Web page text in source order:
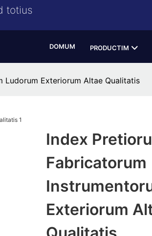
totius
DOMUM PRODUCTIM
Ludorum Exteriorum Altae Qualitatis
Index
Fabricatorum
Exteriorum